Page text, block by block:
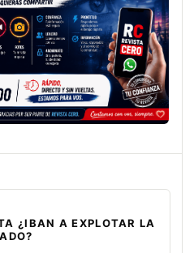
¿IBAN A EXPLOTAR LA